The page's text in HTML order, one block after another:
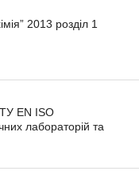
2013 розділ 1
EN ISO
лабораторій та